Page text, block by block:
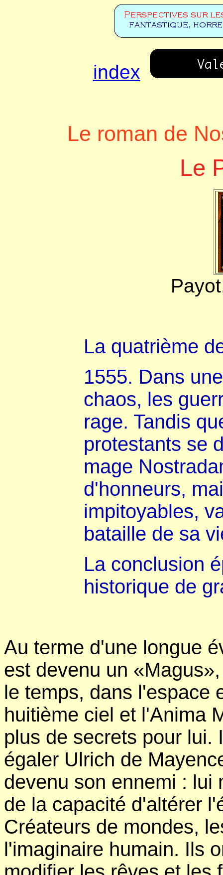
index
Le roman de
Le
La quatrième
1555. Dans
chaos, les
rage. Tandis
protestants se
mage
d'honneurs,
impitoyables,
bataille de sa
La conclusion
historique de
Au terme d'une longue
est devenu un
le temps, dans l'espace
huitième ciel et l'Anima
plus de secrets pour lui.
égaler Ulrich de
devenu son ennemi : lui
de la capacité d'altérer
Créateurs de mondes,
l'imaginaire humain. Ils